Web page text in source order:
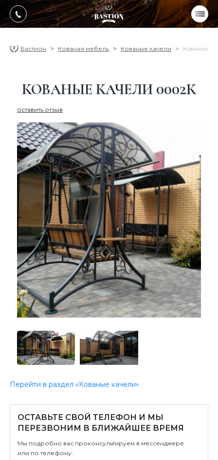
ПРОДУКЦИЯ
О компании
Портфолио работ
Блог
Контакти
Бастион Кованая мебель Кованые качели Кованые
КОВАНЫЕ КАЧЕЛИ 0002К
оставить отзыв
Перейти в раздел «Кованые качели»
ОСТАВЬТЕ СВОЙ ТЕЛЕФОН И МЫ
ПЕРЕЗВОНИМ В БЛИЖАЙШЕЕ ВРЕМЯ
Мы подробно вас проконсультируем в мессенджере
или по телефону: